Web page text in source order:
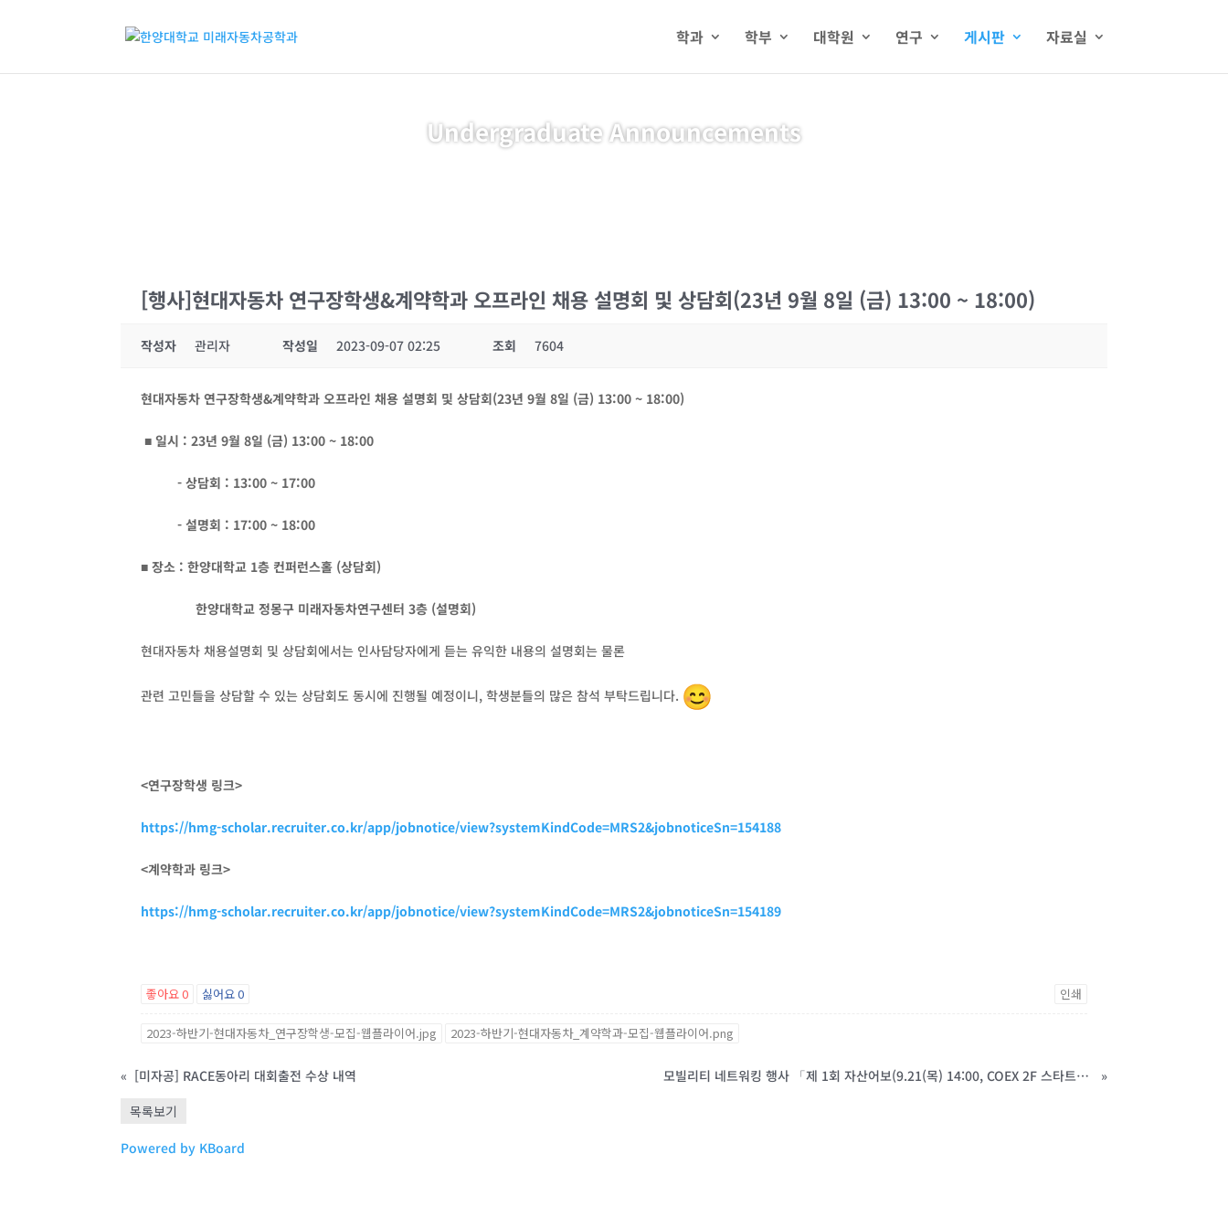
학과 학부 대학원 연구 게시판 자료실
Undergraduate Announcements
[행사]현대자동차 연구장학생&계약학과 오프라인 채용 설명회 및 상담회(23년 9월 8일 (금) 13:00 ~ 18:00)
작성자 관리자 작성일 2023-09-07 02:25 조회 7604
현대자동차 연구장학생&계약학과 오프라인 채용 설명회 및 상담회(23년 9월 8일 (금) 13:00 ~ 18:00)
■ 일시 : 23년 9월 8일 (금) 13:00 ~ 18:00
- 상담회 : 13:00 ~ 17:00
- 설명회 : 17:00 ~ 18:00
■ 장소 : 한양대학교 1층 컨퍼런스홀 (상담회)
한양대학교 정몽구 미래자동차연구센터 3층 (설명회)
현대자동차 채용설명회 및 상담회에서는 인사담당자에게 듣는 유익한 내용의 설명회는 물론
관련 고민들을 상담할 수 있는 상담회도 동시에 진행될 예정이니, 학생분들의 많은 참석 부탁드립니다.
<연구장학생 링크>
https://hmg-scholar.recruiter.co.kr/app/jobnotice/view?systemKindCode=MRS2&jobnoticeSn=154188
<계약학과 링크>
https://hmg-scholar.recruiter.co.kr/app/jobnotice/view?systemKindCode=MRS2&jobnoticeSn=154189
좋아요0 싫어요0 인쇄
2023-하반기-현대자동차_연구장학생-모집-웹플라이어.jpg 2023-하반기-현대자동차_계약학과-모집-웹플라이어.png
« [미자공] RACE동아리 대회출전 수상 내역 모빌리티 네트워킹 행사 「제 1회 자산어보(9.21(목) 14:00, COEX 2F 스타트업브랜치)」(주제-자율주행) 초청의 건
»
목록보기
Powered by KBoard